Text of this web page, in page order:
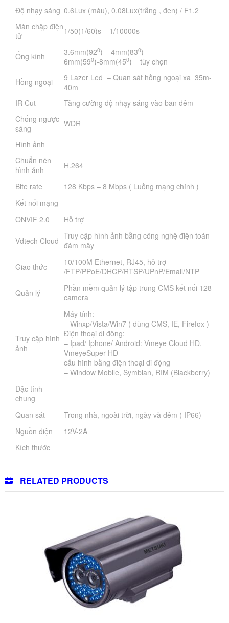
Độ nhạy sáng 0.6Lux (màu), 0.08Lux(trắng , đen) / F1.2
Màn chập điện
tử
1/50(1/60)s – 1/10000s
Ống kính 3.6mm(920) – 4mm(830) –
6mm(590)-8mm(450) tùy chọn
Hồng ngoại
9 Lazer Led – Quan sát hồng ngoại xa 35m-
40m
IR Cut
Tăng cường độ nhạy sáng vào ban đêm
Chống ngược
sáng
WDR
Hình ảnh
Chuẩn nén
hình ảnh
H.264
Bite rate
128 Kbps – 8 Mbps ( Luồng mạng chính )
Kết nối mạng
ONVIF 2.0
Hỗ trợ
Vdtech Cloud Truy cập hình ảnh bằng công nghệ điện toán
đám mây
Giao thức
10/100M Ethernet, RJ45, hỗ trợ
/FTP/PPoE/DHCP/RTSP/UPnP/Email/NTP
Quản lý
Phần mềm quản lý tập trung CMS kết nối 128
camera
Truy cập hình
ảnh
Máy tính:
– Winxp/Vista/Win7 ( dùng CMS, IE, Firefox )
Điện thoại di đông:
– Ipad/ Iphone/ Android: Vmeye Cloud HD,
VmeyeSuper HD
cấu hình bằng điện thoại di động
– Window Mobile, Symbian, RIM (Blackberry)
Đặc tính
chung
Quan sát
Trong nhà, ngoài trời, ngày và đêm ( IP66)
Nguồn điện
12V-2A
Kích thước
RELATED PRODUCTS